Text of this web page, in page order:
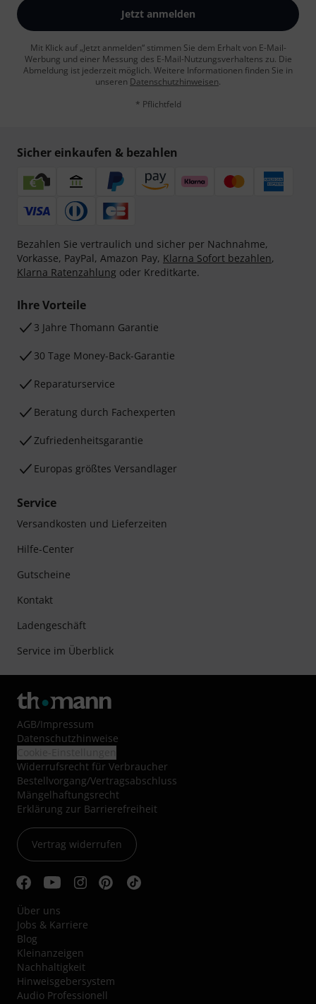
Jetzt anmelden
Mit Klick auf „Jetzt anmelden“ stimmen Sie dem Erhalt von E-Mail-
Werbung und einer Messung des E-Mail-Nutzungsverhaltens zu. Die
Abmeldung ist jederzeit möglich. Weitere Informationen finden Sie in
unseren Datenschutzhinweisen.
* Pflichtfeld
Sicher einkaufen & bezahlen
Bezahlen Sie vertraulich und sicher per Nachnahme,
Vorkasse, PayPal, Amazon Pay, Klarna Sofort bezahlen,
Klarna Ratenzahlung oder Kreditkarte.
Ihre Vorteile
3 Jahre Thomann Garantie
30 Tage Money-Back-Garantie
Reparaturservice
Beratung durch Fachexperten
Zufriedenheitsgarantie
Europas größtes Versandlager
Service
Versandkosten und Lieferzeiten
Hilfe-Center
Gutscheine
Kontakt
Ladengeschäft
Service im Überblick
AGB/Impressum
Datenschutzhinweise
Widerrufsrecht für Verbraucher
Bestellvorgang/Vertragsabschluss
Mängelhaftungsrecht
Erklärung zur Barrierefreiheit
Vertrag widerrufen
Über uns
Jobs & Karriere
Blog
Kleinanzeigen
Nachhaltigkeit
Hinweisgebersystem
Audio Professionell